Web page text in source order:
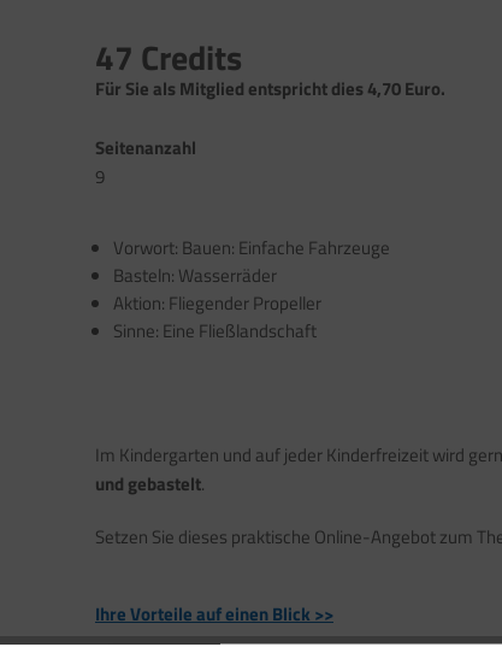
47 Credits
Für Sie als Mitglied entspricht dies 4,70 Euro.
Seitenanzahl
9
Vorwort: Bauen: Einfache Fahrzeuge
Basteln: Wasserräder
Aktion: Fliegender Propeller
Sinne: Eine Fließlandschaft
Im Kindergarten und auf jeder Kinderfreizeit wird
und gebastelt.
Setzen Sie dieses praktische Online-Angebot zum
Ihre Vorteile auf einen Blick >>